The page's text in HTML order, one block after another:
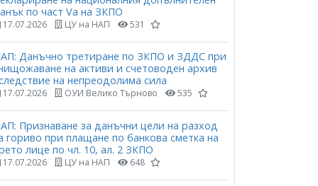
по част Vа на ЗКПО
17.07.2026 ЦУ на НАП 531
Данъчно третиране по ЗКПО и ЗДДС при
на активи и счетоводен архив
на непреодолима сила
17.07.2026 ОУИ Велико Търново 535
Признаване за данъчни цели на разход
гориво при плащане по банкова сметка на
лице по чл. 10, ал. 2 ЗКПО
17.07.2026 ЦУ на НАП 648